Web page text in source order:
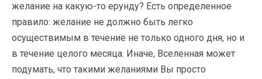
желание на какую-то ерунду? Есть определенное
правило: желание не должно быть легко
осуществимым в течение не только одного дня, но и
в течение целого месяца. Иначе, Вселенная может
подумать, что такими желаниями Вы просто